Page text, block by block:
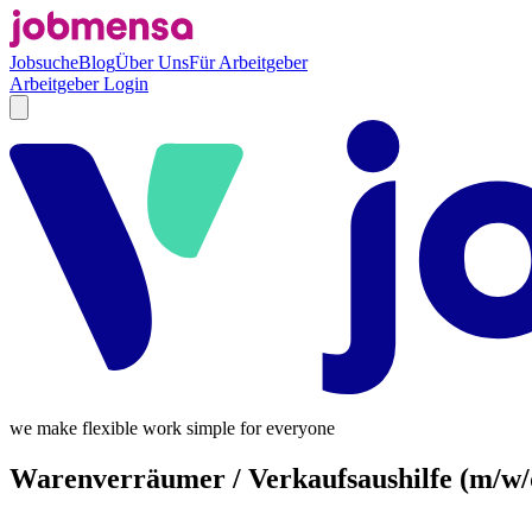
JobsucheBlogÜber UnsFür Arbeitgeber
Arbeitgeber Login
we make flexible work simple for everyone
Warenverräumer / Verkaufsaushilfe (m/